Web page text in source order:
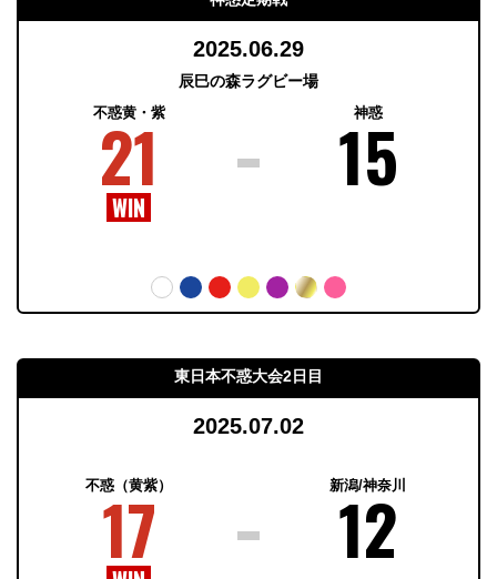
2025.06.29
辰巳の森ラグビー場
不惑黄・紫
21 神惑
15
東日本不惑大会2日目
2025.07.02
不惑（黄紫）
17 新潟/神奈川
12